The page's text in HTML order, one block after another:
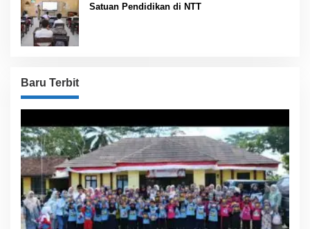
Satuan Pendidikan di NTT
Baru Terbit